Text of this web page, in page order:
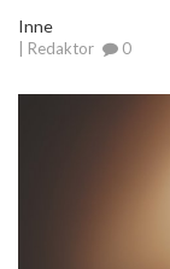
Inne
| Redaktor 0